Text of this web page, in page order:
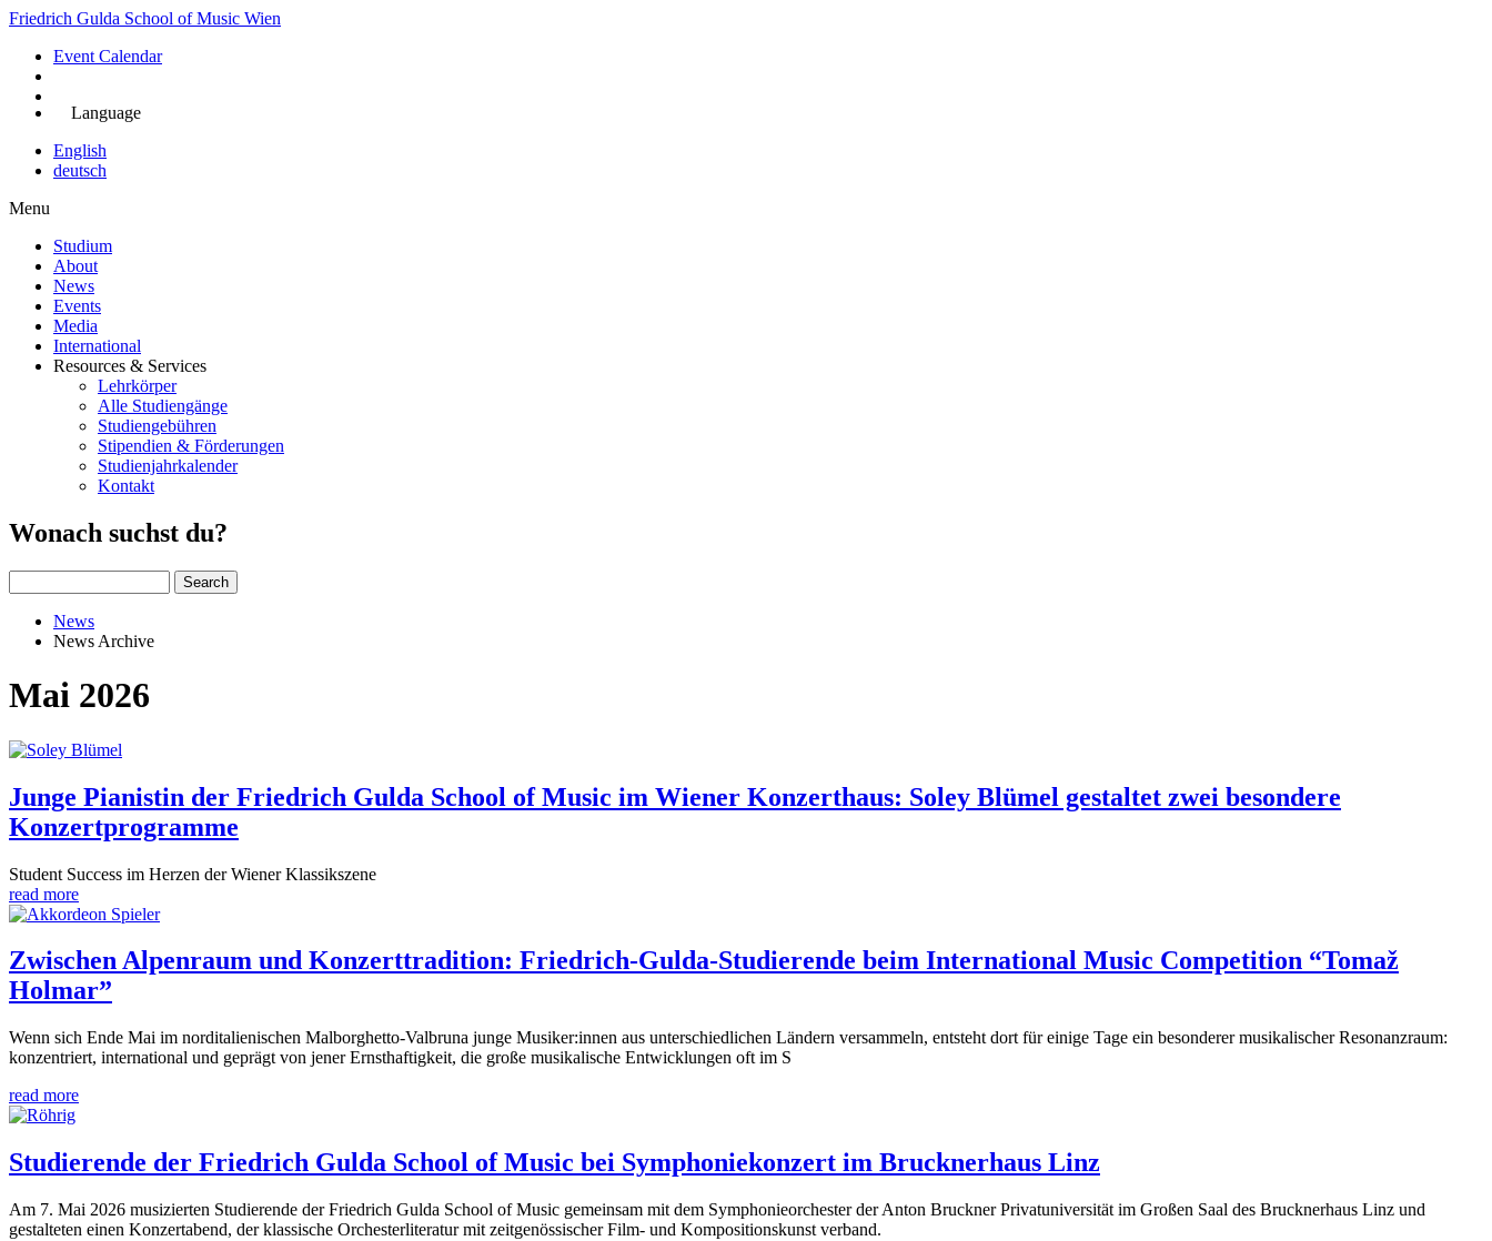
Skip
main
content
Friedrich Gulda School of Music Wien
Event Calendar
Language
English
deutsch
Menu
Main
navigation
Studium
About
News
Events
Media
International
Resources & Services
Lehrkörper
Alle Studiengänge
Studiengebühren
Stipendien & Förderungen
Studienjahrkalender
Kontakt
Wonach suchst du?
News
News Archive
Mai 2026
Junge Pianistin der Friedrich Gulda School of Music im Wiener Konzerthaus: Soley Blümel gestaltet zwei besondere
Konzertprogramme
Student Success im Herzen der Wiener Klassikszene
read more
Zwischen Alpenraum und Konzerttradition: Friedrich-Gulda-Studierende beim International Music Competition “Tomaž
Holmar”
Wenn sich Ende Mai im norditalienischen Malborghetto-Valbruna junge Musiker:innen aus unterschiedlichen Ländern versammeln, entsteht dort für einige Tage ein besonderer musikalischer Resonanzraum:
konzentriert, international und geprägt von jener Ernsthaftigkeit, die große musikalische Entwicklungen oft im S
read more
Studierende der Friedrich Gulda School of Music bei Symphoniekonzert im Brucknerhaus Linz
Am 7. Mai 2026 musizierten Studierende der Friedrich Gulda School of Music gemeinsam mit dem Symphonieorchester der Anton Bruckner Privatuniversität im Großen Saal des Brucknerhaus Linz und
gestalteten einen Konzertabend, der klassische Orchesterliteratur mit zeitgenössischer Film- und Kompositionskunst verband.